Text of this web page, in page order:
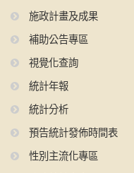
施政計畫及成果
補助公告專區
視覺化查詢
統計年報
統計分析
預告統計發佈時間表
性別主流化專區